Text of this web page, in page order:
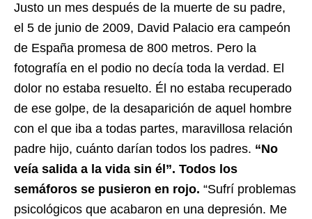
Justo un mes después de la muerte de su padre,
el 5 de junio de 2009, David Palacio era campeón
de España promesa de 800 metros. Pero la
fotografía en el podio no decía toda la verdad. El
dolor no estaba resuelto. Él no estaba recuperado
de ese golpe, de la desaparición de aquel hombre
con el que iba a todas partes, maravillosa relación
padre hijo, cuánto darían todos los padres. “No
veía salida a la vida sin él”. Todos los
semáforos se pusieron en rojo. “Sufrí problemas
psicológicos que acabaron en una depresión. Me